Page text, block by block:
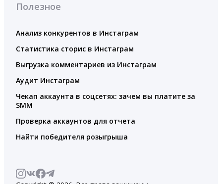
Полезное
Анализ конкурентов в Инстаграм
Статистика сторис в Инстаграм
Выгрузка комментариев из Инстаграм
Аудит Инстаграм
Чекап аккаунта в соцсетях: зачем вы платите за
SMM
Проверка аккаунтов для отчета
Найти победителя розыгрыша